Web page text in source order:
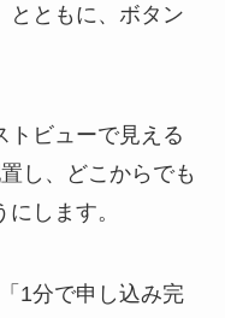
とともに、ボタン
トビューで見える
し、どこからでも
します。
1分で申し込み完